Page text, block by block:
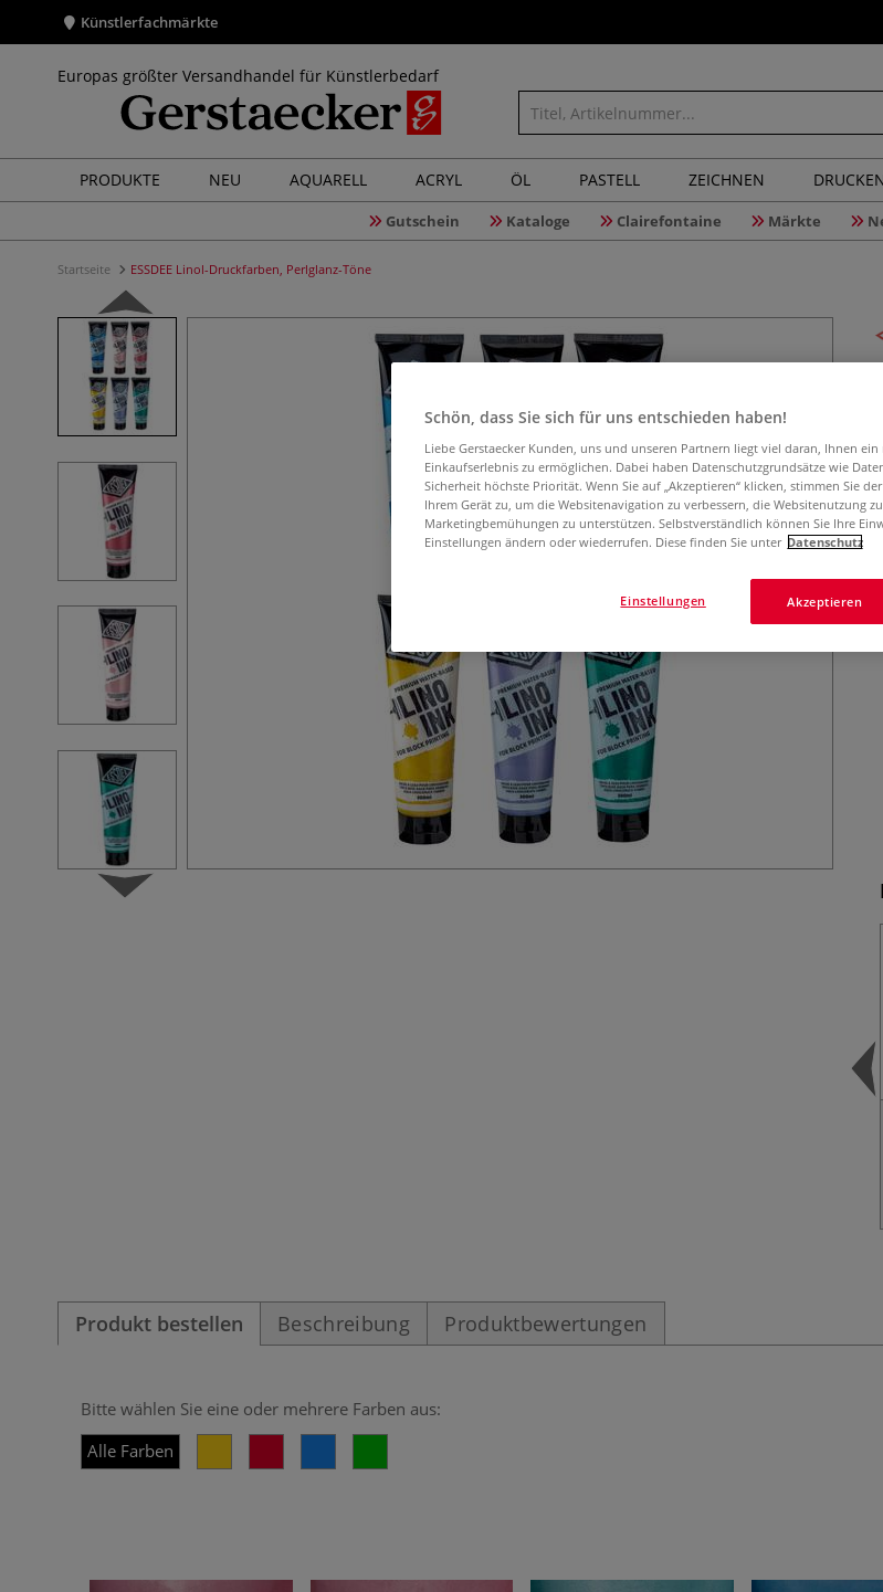
Künstlerfachmärkte
Europas größter Versandhandel für Künstlerbedarf
PRODUKTE NEU AQUARELL ACRYL ÖL PASTELL ZEICHNEN
Gutschein Kataloge Clairefontaine Märkte
Startseite ESSDEE Linol-Druckfarben, Perlglanz-Töne
Produkt bestellen Beschreibung Produktbewertungen
Bitte wählen Sie eine oder mehrere Farben aus:
Alle Farben
Schön, dass Sie sich für uns entschieden haben!
Liebe Gerstaecker Kunden, uns und unseren Partnern liegt viel daran, Ihnen
Einkaufserlebnis zu ermöglichen. Dabei haben Datenschutzgrundsätze wie
Sicherheit höchste Priorität. Wenn Sie auf „Akzeptieren“ klicken, stimmen Sie
Ihrem Gerät zu, um die Websitenavigation zu verbessern, die Websitenutzung
Marketingbemühungen zu unterstützen. Selbstverständlich können Sie Ihre
Einstellungen ändern oder wiederrufen. Diese finden Sie unter Datenschutz
Akzeptieren
Einstellungen